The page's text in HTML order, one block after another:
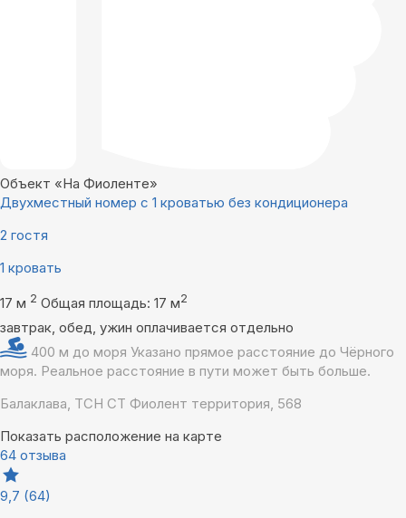
Объект «На Фиоленте»
Двухместный номер с 1 кроватью без кондиционера
2 гостя
1 кровать
17 м 2 Общая площадь: 17 м2
завтрак, обед, ужин оплачивается отдельно
400 м до моря Указано прямое расстояние до Чёрного
моря. Реальное расстояние в пути может быть больше.
Балаклава, ТСН СТ Фиолент территория, 568
Показать расположение на карте
64 отзыва
9,7 (64)